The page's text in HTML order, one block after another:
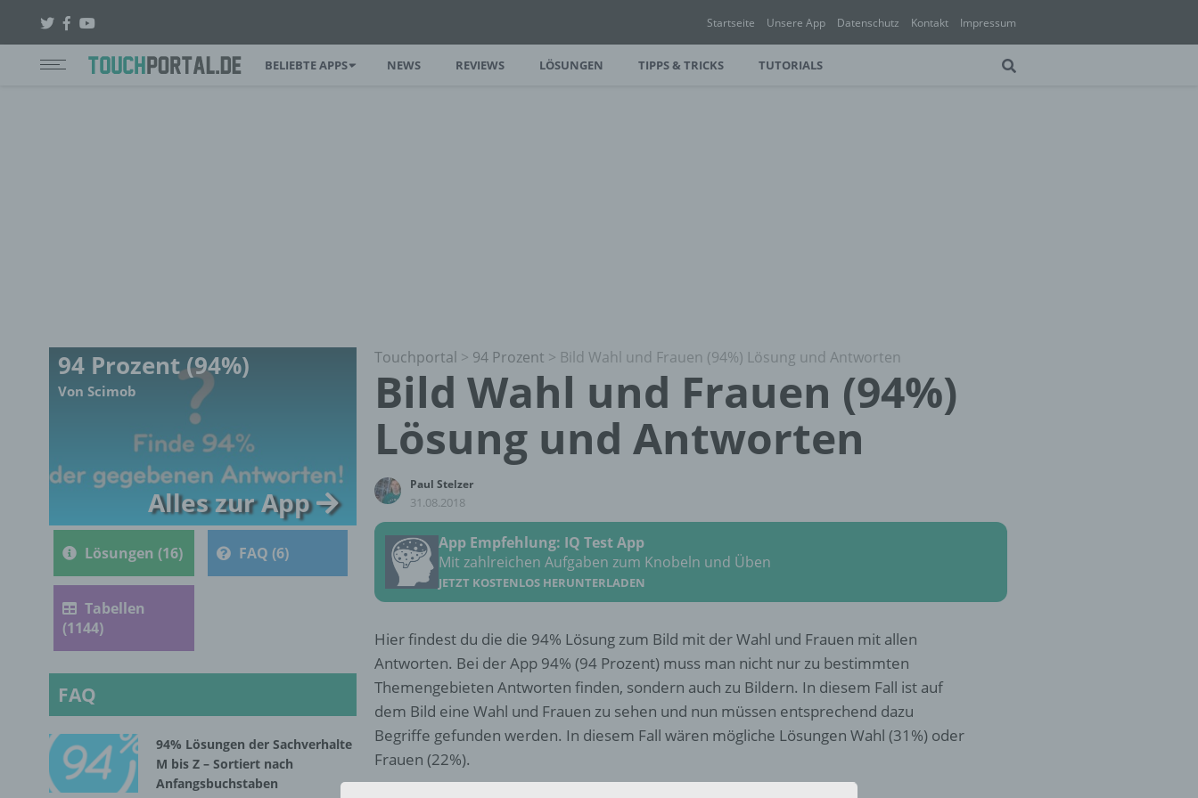
Startseite Unsere App Datenschutz Kontakt Impressum
BELIEBTE APPS NEWS REVIEWS LÖSUNGEN TIPPS & TRICKS TUTORIALS
Touchportal > 94 Prozent > Bild Wahl und Frauen (94%) Lösung und Antworten
Bild Wahl und Frauen (94%)
Lösung und Antworten
Paul Stelzer
31.08.2018
App Empfehlung: IQ Test App
Mit zahlreichen Aufgaben zum Knobeln und Üben
JETZT KOSTENLOS HERUNTERLADEN
Hier findest du die die 94% Lösung zum Bild mit der Wahl und Frauen mit allen
Antworten. Bei der App 94% (94 Prozent) muss man nicht nur zu bestimmten
Themengebieten Antworten finden, sondern auch zu Bildern. In diesem Fall ist auf
dem Bild eine Wahl und Frauen zu sehen und nun müssen entsprechend dazu
Begriffe gefunden werden. In diesem Fall wären mögliche Lösungen Wahl (31%) oder
Frauen (22%).
94 Prozent (94%)
Von Scimob
Alles zur App
Lösungen (16) FAQ (6)
Tabellen
(1144)
FAQ
94% Lösungen der Sachverhalte
M bis Z – Sortiert nach
Anfangsbuchstaben